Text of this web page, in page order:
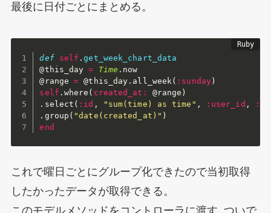
最後に日付ごとにまとめる。
def self .get_week_chart_data
@this_day = Time .
@range
= @this_day . all_week ( :sunday)
self . where ( created_at : @range )
. select ( :id , "sum(time) as time" , :user_id ,
. group ( "date(created_at)" )
end
これで曜日ごとにグループ化できたので当初取得
したかったデータが取得できる。